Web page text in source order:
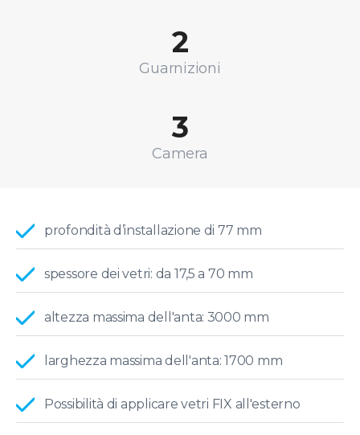
2
Guarnizioni
3
Camera
profondità d’installazione di 77 mm
spessore dei vetri: da 17,5 a 70 mm
altezza massima dell'anta: 3000 mm
larghezza massima dell'anta: 1700 mm
Possibilità di applicare vetri FIX all'esterno